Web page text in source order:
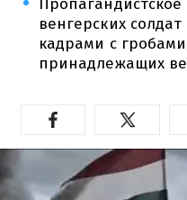
венгерских
кадрами с
принадлежащих